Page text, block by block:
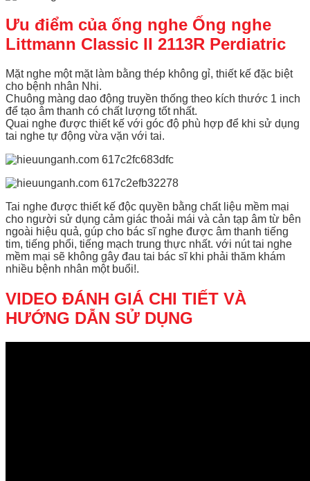
Ưu điểm của ống nghe Ống nghe
Littmann Classic II 2113R Perdiatric
Mặt nghe một mặt làm bằng thép không gỉ, thiết kế đặc biệt
cho bệnh nhân Nhi.
Chuông màng dao động truyền thống theo kích thước 1 inch
để tạo âm thanh có chất lượng tốt nhất.
Quai nghe được thiết kế với góc độ phù hợp để khi sử dụng
tai nghe tự động vừa vặn với tai.
Tai nghe được thiết kế độc quyền bằng chất liệu mềm mại
cho người sử dụng cảm giác thoải mái và cản tạp âm từ bên
ngoài hiệu quả, gúp cho bác sĩ nghe được âm thanh tiếng
tim, tiếng phổi, tiếng mạch trung thực nhất. với nút tai nghe
mềm mại sẽ không gây đau tai bác sĩ khi phải thăm khám
nhiều bệnh nhân một buổi!.
VIDEO ĐÁNH GIÁ CHI TIẾT VÀ
HƯỚNG DẪN SỬ DỤNG